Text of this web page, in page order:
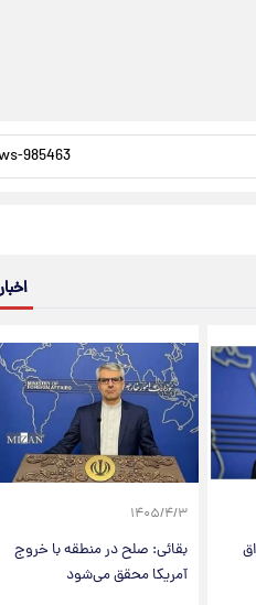
۱۴۰۵/۴/۳
بقائی: صلح در منطقه با خروج
آمریکا محقق می‌شود